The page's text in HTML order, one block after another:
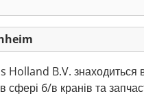
B.V. знаходиться
сфері б/в кранів та